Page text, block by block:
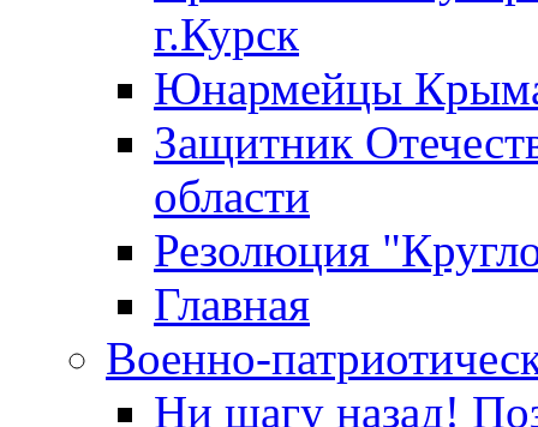
г.Курск
Юнармейцы
Защитник
области
Резолюция
Главная
Военно-
Ни шагу назад!